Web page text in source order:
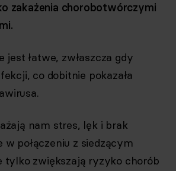
zakażenia chorobotwórczymi
jest łatwe, zwłaszcza gdy
co dobitnie pokazała
nam stres, lęk i brak
połączeniu z siedzącym
tylko zwiększają ryzyko chorób